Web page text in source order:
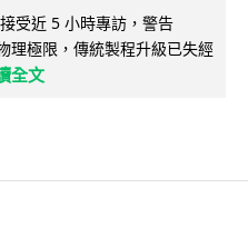
受近 5 小時專訪，警告
理極限，傳統製程升級已失經
全文